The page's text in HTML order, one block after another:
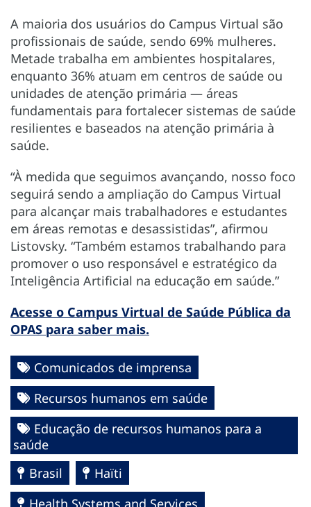
A maioria dos usuários do Campus Virtual são
profissionais de saúde, sendo 69% mulheres.
Metade trabalha em ambientes hospitalares,
enquanto 36% atuam em centros de saúde ou
unidades de atenção primária — áreas
fundamentais para fortalecer sistemas de saúde
resilientes e baseados na atenção primária à
saúde.
“À medida que seguimos avançando, nosso foco
seguirá sendo a ampliação do Campus Virtual
para alcançar mais trabalhadores e estudantes
em áreas remotas e desassistidas”, afirmou
Listovsky. “Também estamos trabalhando para
promover o uso responsável e estratégico da
Inteligência Artificial na educação em saúde.”
Acesse o Campus Virtual de Saúde Pública da
OPAS para saber mais.
Comunicados de imprensa
Recursos humanos em saúde
Educação de recursos humanos para a
saúde
Brasil
Haïti